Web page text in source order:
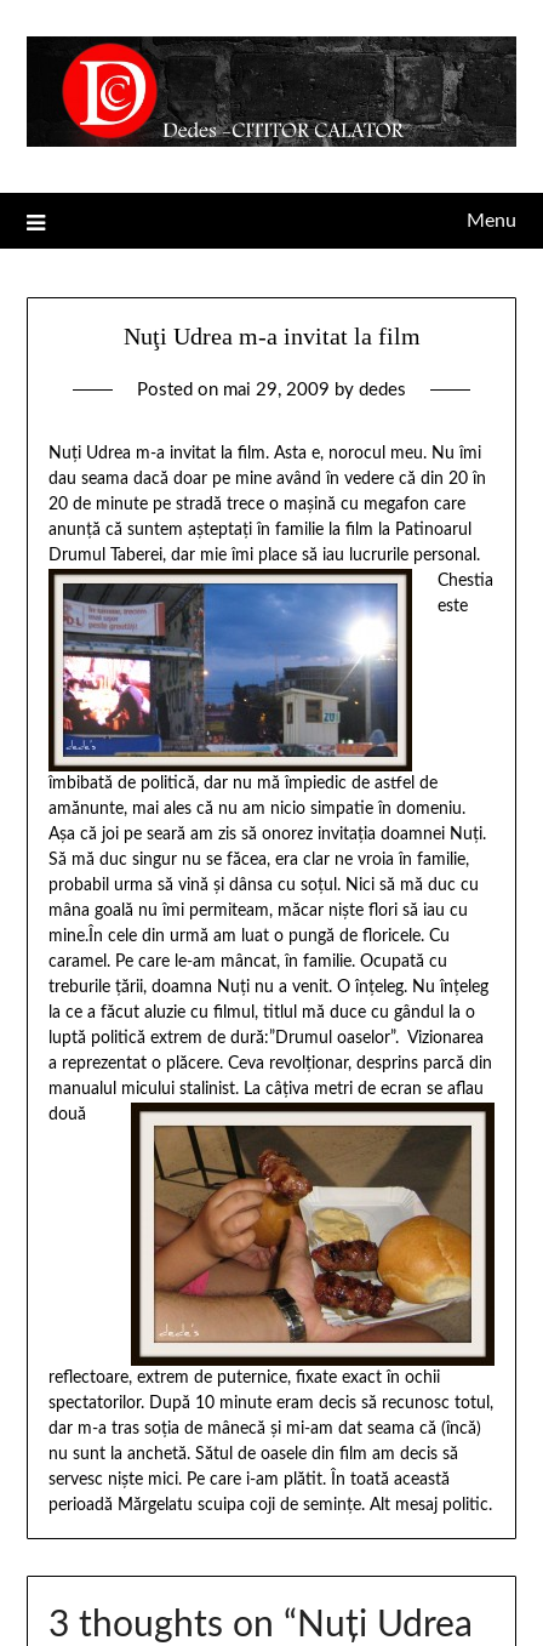
Menu
Nuţi Udrea m-a invitat la film
Posted on mai 29, 2009 by dedes
Nuţi Udrea m-a invitat la film. Asta e, norocul meu. Nu îmi
dau seama dacă doar pe mine având în vedere că din 20 în
20 de minute pe stradă trece o maşină cu megafon care
anunţă că suntem aşteptaţi în familie la film la Patinoarul
Drumul Taberei, dar mie îmi place să iau lucrurile personal.
Chestia
este
îmbibată de politică, dar nu mă împiedic de astfel de
amănunte, mai ales că nu am nicio simpatie în domeniu.
Aşa că joi pe seară am zis să onorez invitaţia doamnei Nuţi.
Să mă duc singur nu se făcea, era clar ne vroia în familie,
probabil urma să vină şi dânsa cu soţul. Nici să mă duc cu
mâna goală nu îmi permiteam, măcar nişte flori să iau cu
mine.În cele din urmă am luat o pungă de floricele. Cu
caramel. Pe care le-am mâncat, în familie. Ocupată cu
treburile ţării, doamna Nuţi nu a venit. O înţeleg. Nu înţeleg
la ce a făcut aluzie cu filmul, titlul mă duce cu gândul la o
luptă politică extrem de dură:”Drumul oaselor”. Vizionarea
a reprezentat o plăcere. Ceva revolţionar, desprins parcă din
manualul micului stalinist. La câţiva metri de ecran se aflau
două
reflectoare, extrem de puternice, fixate exact în ochii
spectatorilor. După 10 minute eram decis să recunosc totul,
dar m-a tras soţia de mânecă şi mi-am dat seama că (încă)
nu sunt la anchetă. Sătul de oasele din film am decis să
servesc nişte mici. Pe care i-am plătit. În toată această
perioadă Mărgelatu scuipa coji de seminţe. Alt mesaj politic.
3 thoughts on “ Nuţi Udrea